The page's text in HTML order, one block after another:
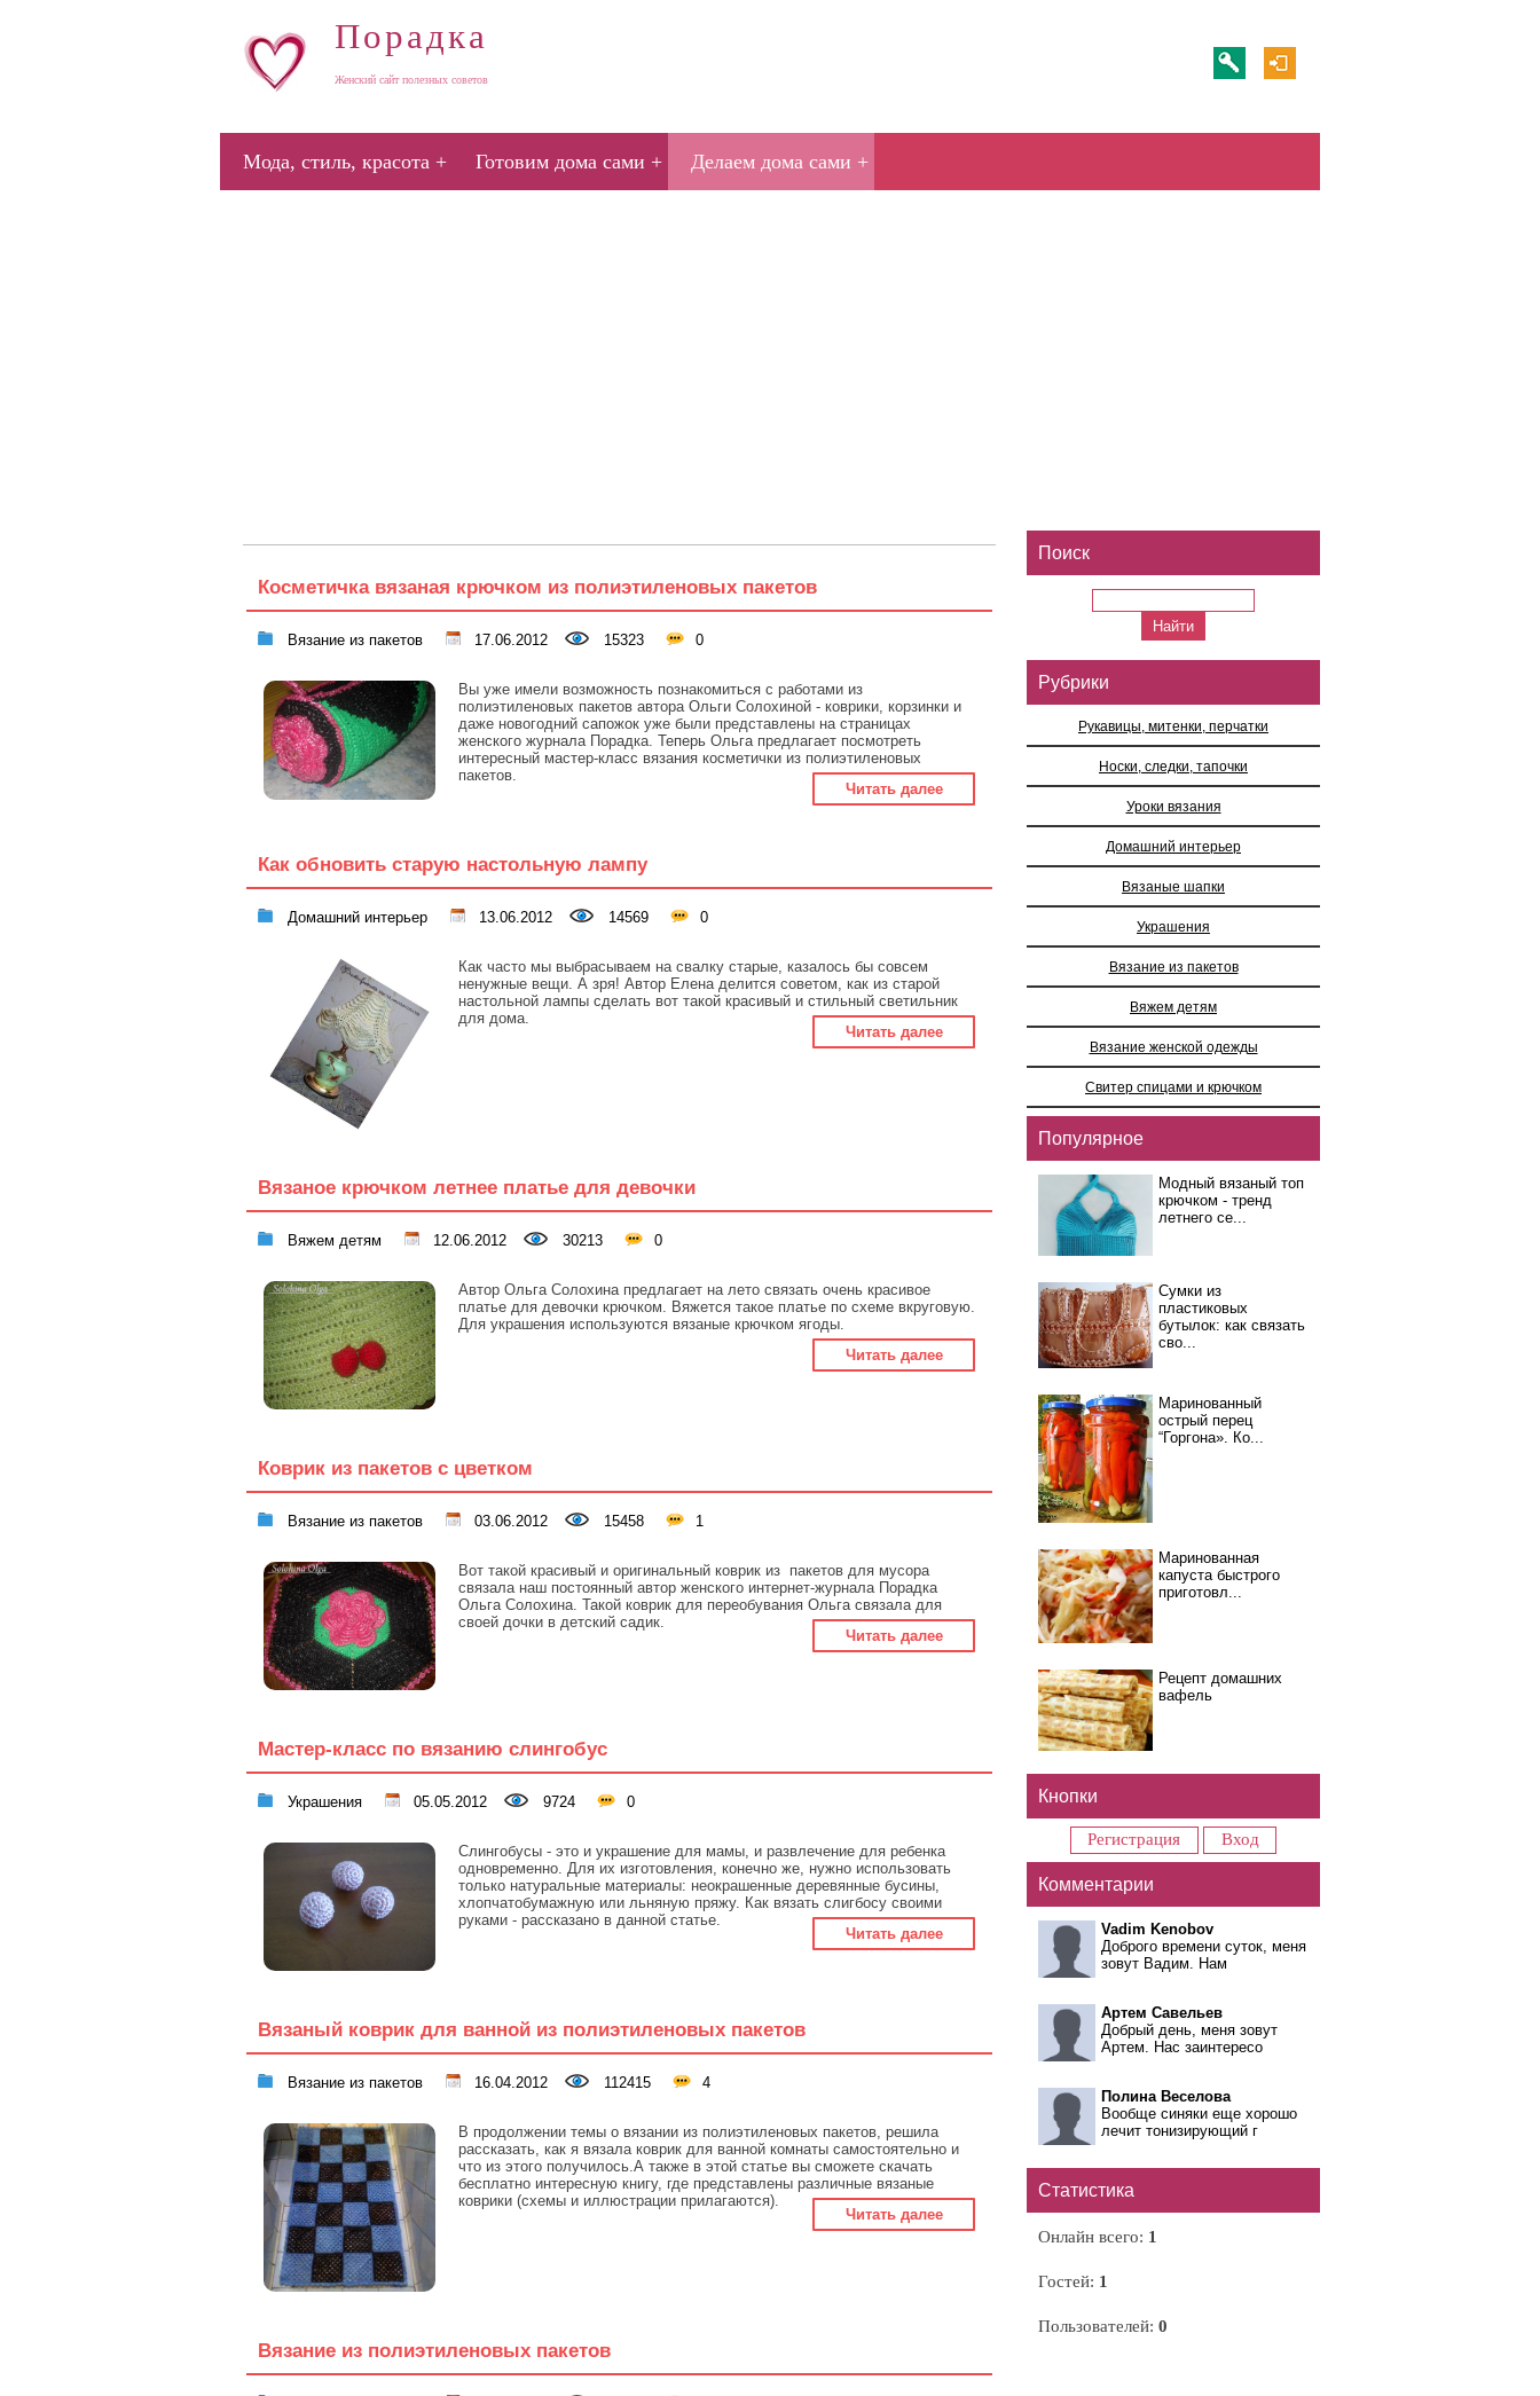
Порадка
Женский сайт полезных советов
Мода, стиль, красота Готовим дома сами Делаем дома сами
Косметичка вязаная крючком из полиэтиленовых пакетов
Вязание из пакетов 17.06.2012 15323 0
Вы уже имели возможность познакомиться с работами из
полиэтиленовых пакетов автора Ольги Солохиной - коврики, корзинки и
даже новогодний сапожок уже были представлены на страницах
женского журнала Порадка. Теперь Ольга предлагает посмотреть
интересный мастер-класс вязания косметички из полиэтиленовых
пакетов.
Читать далее
Как обновить старую настольную лампу
Домашний интерьер 13.06.2012 14569 0
Как часто мы выбрасываем на свалку старые, казалось бы совсем
ненужные вещи. А зря! Автор Елена делится советом, как из старой
настольной лампы сделать вот такой красивый и стильный светильник
для дома.
Читать далее
Вязаное крючком летнее платье для девочки
Вяжем детям 12.06.2012 30213 0
Автор Ольга Солохина предлагает на лето связать очень красивое
платье для девочки крючком. Вяжется такое платье по схеме вкруговую.
Для украшения используются вязаные крючком ягоды.
Читать далее
Коврик из пакетов с цветком
Вязание из пакетов 03.06.2012 15458 1
Вот такой красивый и оригинальный коврик из пакетов для мусора
связала наш постоянный автор женского интернет-журнала Порадка
Ольга Солохина. Такой коврик для переобувания Ольга связала для
своей дочки в детский садик.
Читать далее
Мастер-класс по вязанию слингобус
Украшения 05.05.2012 9724 0
Слингобусы - это и украшение для мамы, и развлечение для ребенка
одновременно. Для их изготовления, конечно же, нужно использовать
только натуральные материалы: неокрашенные деревянные бусины,
хлопчатобумажную или льняную пряжу. Как вязать слигбосу своими
руками - рассказано в данной статье.
Читать далее
Вязаный коврик для ванной из полиэтиленовых пакетов
Вязание из пакетов 16.04.2012 112415 4
В продолжении темы о вязании из полиэтиленовых пакетов, решила
рассказать, как я вязала коврик для ванной комнаты самостоятельно и
что из этого получилось.А также в этой статье вы сможете скачать
бесплатно интересную книгу, где представлены различные вязаные
коврики (схемы и иллюстрации прилагаются).
Читать далее
Вязание из полиэтиленовых пакетов
Поиск
Рубрики
Рукавицы, митенки, перчатки
Носки, следки, тапочки
Уроки вязания
Домашний интерьер
Вязаные шапки
Украшения
Вязание из пакетов
Вяжем детям
Вязание женской одежды
Свитер спицами и крючком
Популярное
Модный вязаный топ
крючком - тренд
летнего се...
Сумки из
пластиковых
бутылок: как связать
сво...
Маринованный
острый перец
“Горгона». Ко...
Маринованная
капуста быстрого
приготовл...
Рецепт домашних
вафель
Кнопки
Регистрация Вход
Комментарии
Vadim Kenobov
Доброго времени суток, меня
зовут Вадим. Нам
Артем Савельев
Добрый день, меня зовут
Артем. Нас заинтересо
Полина Веселова
Вообще синяки еще хорошо
лечит тонизирующий г
Статистика
Онлайн всего: 1
Гостей: 1
Пользователей: 0